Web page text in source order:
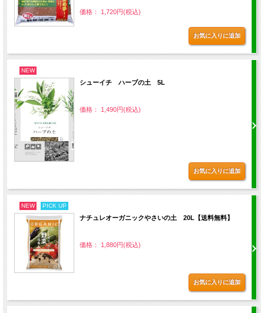
価格： 1,720円(税込)
NEW
シューイチ ハーブの土 5L
価格： 1,490円(税込)
NEW PICK UP
ナチュレオーガニックやさいの土 20L【送料無料】
価格： 1,880円(税込)